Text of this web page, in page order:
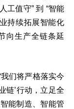
工值守” 到 “智能
持续拓展智能化
向生产全链条延
们将严格落实今
链’行动，立足全
能制造、智能管